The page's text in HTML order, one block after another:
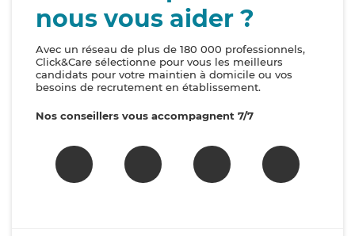
nous vous aider ?
Avec un réseau de plus de 180 000 professionnels,
Click&Care sélectionne pour vous les meilleurs
candidats pour votre maintien à domicile ou vos
besoins de recrutement en établissement.
Nos conseillers vous accompagnent 7/7